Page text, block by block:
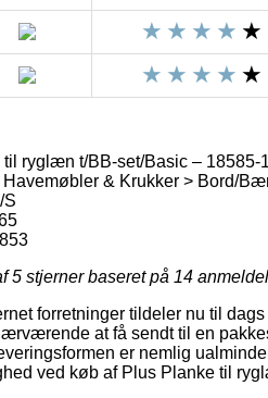
til ryglæn t/BB-set/Basic – 18585-1
Havemøbler & Krukker > Bord/
S
5 stjerner baseret på 14
forretninger tildeler nu til
at få sendt til en
er nemlig
ved køb af Plus Planke til